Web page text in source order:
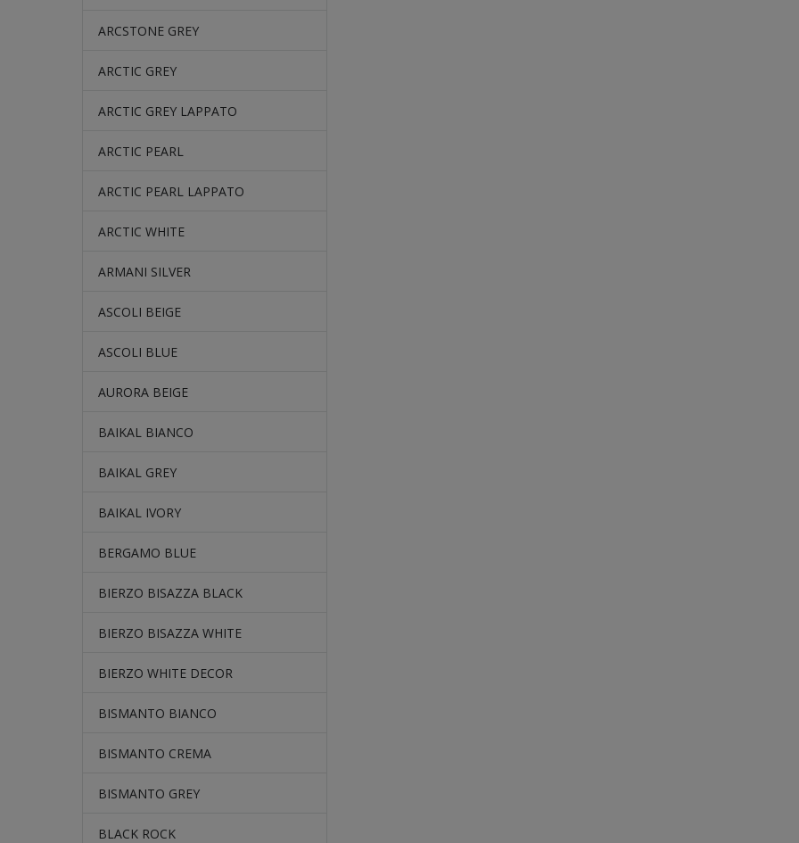
ARCSTONE GREY
ARCTIC GREY
ARCTIC GREY LAPPATO
ARCTIC PEARL
ARCTIC PEARL LAPPATO
ARCTIC WHITE
ARMANI SILVER
ASCOLI BEIGE
ASCOLI BLUE
AURORA BEIGE
BAIKAL BIANCO
BAIKAL GREY
BAIKAL IVORY
BERGAMO BLUE
BIERZO BISAZZA BLACK
BIERZO BISAZZA WHITE
BIERZO WHITE DECOR
BISMANTO BIANCO
BISMANTO CREMA
BISMANTO GREY
BLACK ROCK